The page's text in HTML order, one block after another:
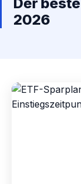
Der
2026